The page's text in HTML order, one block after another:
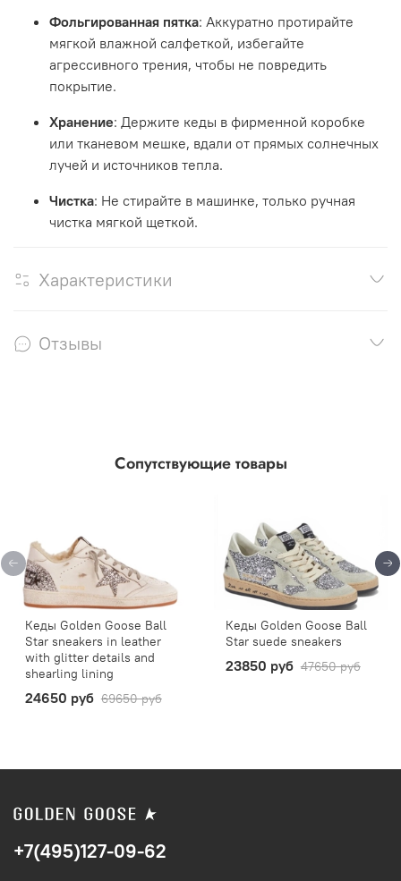
Фольгированная пятка: Аккуратно протирайте
мягкой влажной салфеткой, избегайте
агрессивного трения, чтобы не повредить
покрытие.
Хранение: Держите кеды в фирменной коробке
или тканевом мешке, вдали от прямых солнечных
лучей и источников тепла.
Чистка: Не стирайте в машинке, только ручная
чистка мягкой щеткой.
Характеристики
Отзывы
Сопутствующие товары
Кеды Golden Goose Ball
Star sneakers in leather
with glitter details and
shearling lining
24650 руб 69650 руб
Кеды Golden Goose Ball
Star suede sneakers
23850 руб 47650 руб
+7(495)127-09-62